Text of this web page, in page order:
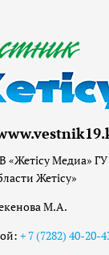
Медиа»
Жетісу»
М.А.
+ 7 (7282) 40-20-